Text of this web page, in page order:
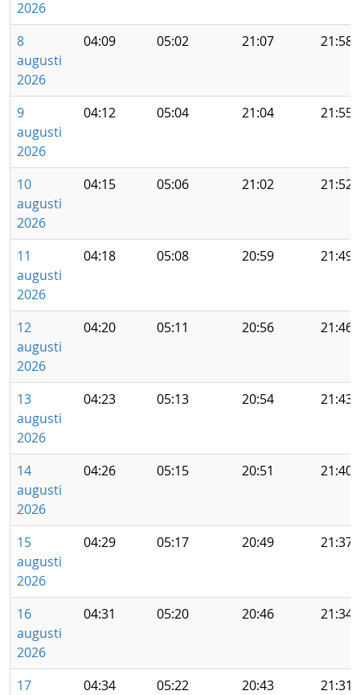
2026
8
augusti
2026
04:09 05:02 21:07 21:58
9
augusti
2026
04:12 05:04 21:04 21:55
10
augusti
2026
04:15 05:06 21:02 21:52
11
augusti
2026
04:18 05:08 20:59 21:49
12
augusti
2026
04:20 05:11 20:56 21:46
13
augusti
2026
04:23 05:13 20:54 21:43
14
augusti
2026
04:26 05:15 20:51 21:40
15
augusti
2026
04:29 05:17 20:49 21:37
16
augusti
2026
04:31 05:20 20:46 21:34
17
04:34 05:22 20:43 21:31